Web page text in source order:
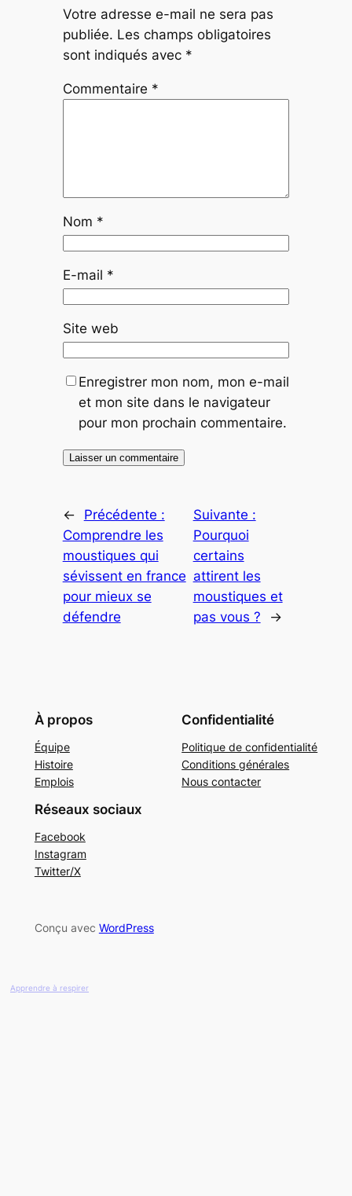
Votre adresse e-mail ne sera pas
publiée. Les champs obligatoires
sont indiqués avec *
Commentaire *
Nom *
E-mail *
Site web
Enregistrer mon nom, mon e-mail
et mon site dans le navigateur
pour mon prochain commentaire.
←
Précédente :
Comprendre les
moustiques qui
sévissent en france
pour mieux se
défendre
Suivante :
Pourquoi
certains
attirent les
moustiques et
pas vous ?
→
À propos
Équipe
Histoire
Emplois
Confidentialité
Politique de confidentialité
Conditions générales
Nous contacter
Réseaux sociaux
Facebook
Instagram
Twitter/X
Conçu avec WordPress
Apprendre à respirer